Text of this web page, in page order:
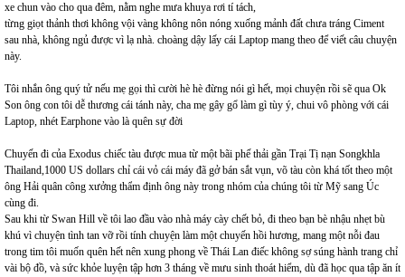
xe chun vào cho qua đêm, nằm nghe mưa khuya rơi tí tách,
từng giọt thảnh thơi không vội vàng không nôn nóng xuống mảnh đất chưa tráng Ciment
sau nhà, không ngủ được vì lạ nhà. choàng dậy lấy cái Laptop mang theo để viết câu chuyện
này.
Tôi nhắn ông quý tử nếu mẹ gọi thì cười hè hè đừng nói gì hết, mọi chuyện rồi sẽ qua Ok
Son ông con tôi dễ thương cái tánh này, cha mẹ gây gổ làm gì tùy ý, chui vô phòng với cái
Laptop, nhét Earphone vào là quên sự đời
Chuyến đi của Exodus chiếc tàu được mua từ một bãi phế thải gần Trại Tị nạn Songkhla
Thailand,1000 US dollars chỉ cái vỏ cái máy đã gở bán sắt vụn, võ tàu còn khá tốt theo một
ông Hải quân công xưởng thẩm định ông này trong nhóm của chúng tôi từ Mỹ sang Úc
cùng đi.
Sau khi từ Swan Hill về tôi lao đầu vào nhà máy cày chết bỏ, đi theo bạn bè nhậu nhẹt bù
khú vì chuyện tình tan vỡ rồi tính chuyện làm một chuyến hồi hương, mang một nỗi đau
trong tim tôi muốn quên hết nên xung phong về Thái Lan điếc không sợ súng hành trang chỉ
vài bộ đồ, và sức khỏe luyện tập hơn 3 tháng về mưu sinh thoát hiểm, dù đã học qua tập ăn ít